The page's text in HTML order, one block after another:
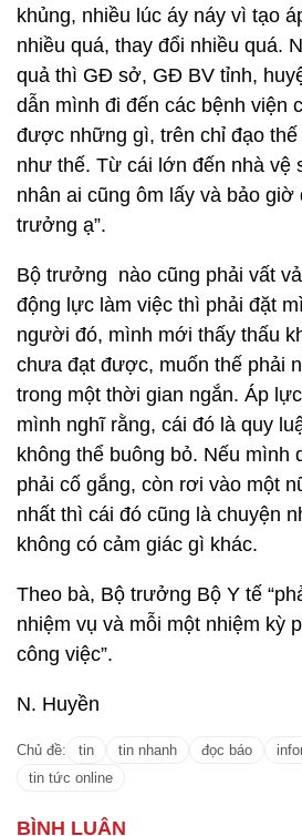
khủng, nhiều lúc áy náy vì tạo
nhiều quá, thay đổi nhiều quá.
quả thì GĐ sở, GĐ BV tỉnh,
dẫn mình đi đến các bệnh viện
được những gì, trên chỉ đạo
như thế. Từ cái lớn đến nhà vệ
nhân ai cũng ôm lấy và bảo giờ
trưởng ạ”.
Bộ trưởng nào cũng phải vất
động lực làm việc thì phải đặt
người đó, mình mới thấy thấu
chưa đạt được, muốn thế phải
trong một thời gian ngắn. Áp
mình nghĩ rằng, cái đó là quy
không thể buông bỏ. Nếu mình
phải cố gắng, còn rơi vào một
nhất thì cái đó cũng là chuyện
không có cảm giác gì khác.
Theo bà, Bộ trưởng Bộ Y tế
nhiệm vụ và mỗi một nhiệm kỳ
công việc”.
N. Huyền
Chủ đề: tin tin nhanh đọc báo
tin tức online